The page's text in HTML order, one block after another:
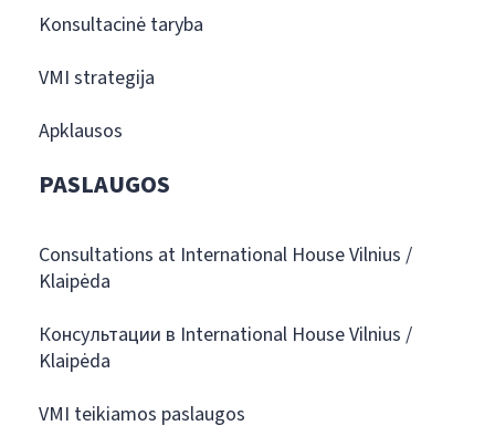
Konsultacinė taryba
VMI strategija
Apklausos
PASLAUGOS
Consultations at International House Vilnius /
Klaipėda
Консультации в International House Vilnius /
Klaipėda
VMI teikiamos paslaugos